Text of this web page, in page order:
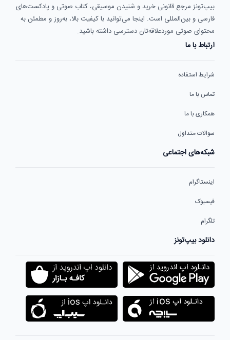
بیپ‌تونز مرجع قانونی خرید و شنیدن موسیقی، کتاب صوتی و پادکست‌های
فارسی و بین‌المللی است. اینجا می‌توانید با کیفیت بالا، به‌روز و مطمئن به
محتوای صوتی موردعلاقه‌تان دسترسی داشته باشید.
ارتباط با ما
شرایط استفاده
تماس با ما
همکاری با ما
سوالات متداول
شبکه‌های اجتماعی
اینستاگرام
فیسبوک
تلگرام
دانلود بیپ‌تونز